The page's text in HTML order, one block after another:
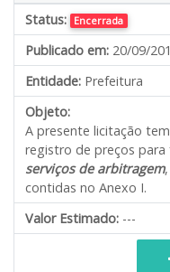
Status: Encerrada
Publicado em: 20/09/
Entidade: Prefeitura
Objeto:
A presente licitação
registro de preços
serviços de arbitragem
contidas no Anexo I.
Valor Estimado: ---